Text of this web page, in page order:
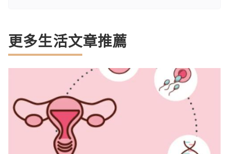
更多生活文章推薦